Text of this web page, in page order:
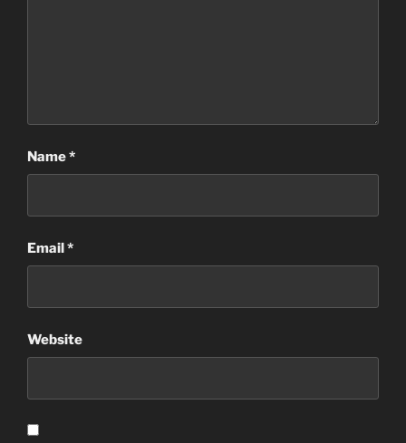
Name*
Email*
Website